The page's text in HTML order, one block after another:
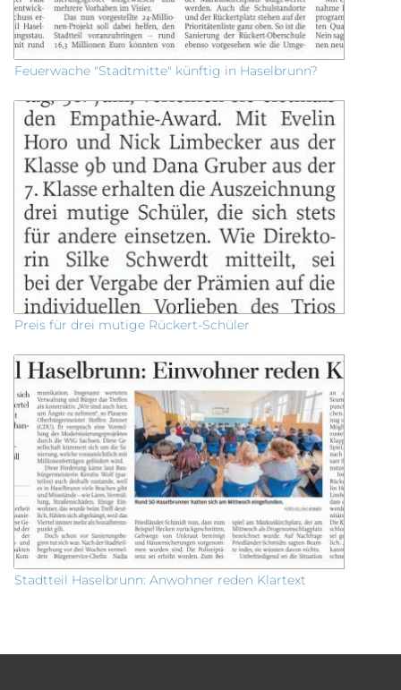
Feuerwache "Stadtmitte" künftig in Haselbrunn?
Preis für drei mutige Rückert-Schüler
Stadtteil Haselbrunn: Anwohner reden Klartext